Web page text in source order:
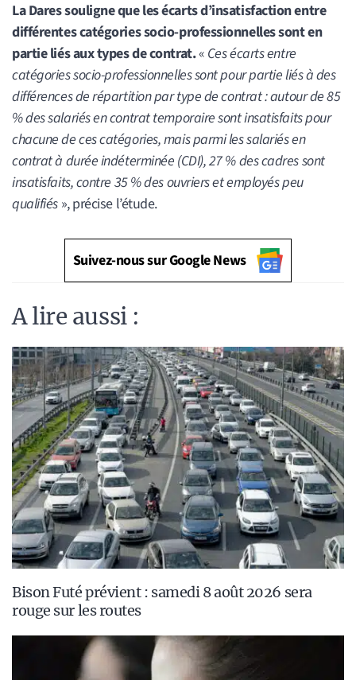
La Dares souligne que les écarts d’insatisfaction entre
différentes catégories socio-professionnelles sont en
partie liés aux types de contrat.« Ces écarts entre
catégories socio-professionnelles sont pour partie liés à des
différences de répartition par type de contrat : autour de 85
% des salariés en contrat temporaire sont insatisfaits pour
chacune de ces catégories, mais parmi les salariés en
contrat à durée indéterminée (CDI), 27 % des cadres sont
insatisfaits, contre 35 % des ouvriers et employés peu
qualifiés», précise l’étude.
Suivez-nous sur Google News
A lire aussi :
Bison Futé prévient : samedi 8 août 2026 sera
rouge sur les routes